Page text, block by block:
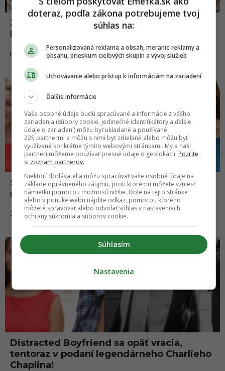
Z maďarskej vlády sa smeje celý svet.
Môže za to meme Distracted Boyfriend
POLITIKA 15.03.2019
Sociálne siete odhalili minulosť dievčaťa z
meme Distracted Boyfriend!
ZÁBAVA
Zábava
Distracted Boyfriend sa opäť vracia,
tentoraz v podaní legendárneho Charlieho
Chaplina!
doteraz, podľa zákona potrebujeme tvoj
súhlas na:
Personalizovaná reklama a obsah, meranie reklamy a
obsahu, prieskum cieľových skupín a vývoj služieb
Uchovávanie alebo prístup k informáciám na zariadení
Ďalšie informácie
Vaše osobné údaje budú spracúvané a informácie z vášho
zariadenia (súbory cookie, jedinečné identifikátory a ďalšie
údaje o zariadení) môžu byť ukladané a používané
225 partnermi a môžu s nimi byť zdieľané alebo môžu byť
využívané konkrétne týmito webovými stránkami. My a naši
partneri môžeme používať presné údaje o geolokácii. Pozrite
si zoznam partnerov.
Niektorí dodávatelia môžu spracúvať vaše osobné údaje na
základe oprávneného záujmu, proti ktorému môžete vzniesť
námietku pomocou možností nižšie. Dole na tejto stránke
alebo v ponuke webu nájdite odkaz, pomocou ktorého
môžete spravovať alebo odvolať súhlas v nastaveniach
ochrany súkromia a súborov cookie.
Súhlasím
Nastavenia